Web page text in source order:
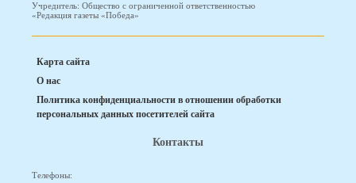
Учредитель: Общество с ограниченной ответственностью
«Редакция газеты «Победа»
Карта сайта
О нас
Политика конфиденциальности в отношении обработки
персональных данных посетителей сайта
Контакты
Телефоны: